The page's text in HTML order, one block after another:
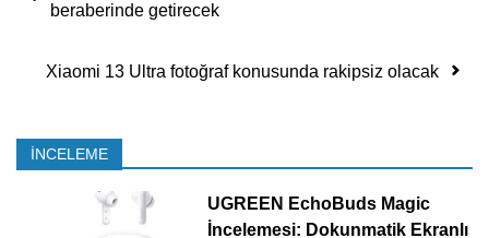
beraberinde getirecek
Xiaomi 13 Ultra fotoğraf konusunda rakipsiz olacak
İNCELEME
UGREEN EchoBuds Magic
İncelemesi: Dokunmatik Ekranlı